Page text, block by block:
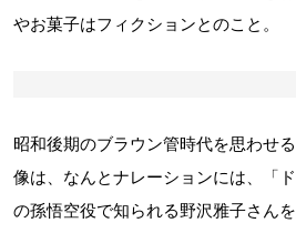
やお菓子はフィクションとのこと。
昭和後期のブラウン管時代を思わせ
像は、なんとナレーションには、「
の孫悟空役で知られる野沢雅子さん